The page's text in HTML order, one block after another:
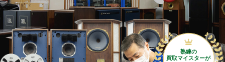
熟練の
買取マイスターが